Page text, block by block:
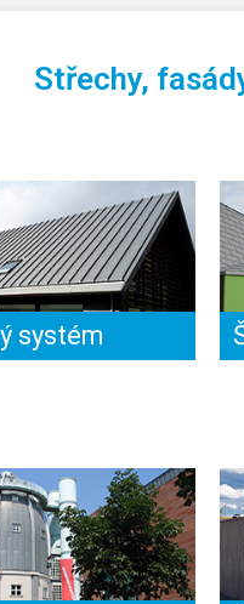
Střechy,
systém